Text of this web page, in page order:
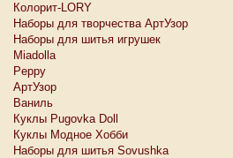
Колорит-LORY
Наборы для творчества АртУзор
Наборы для шитья игрушек
Miadolla
Peppy
АртУзор
Ваниль
Куклы Pugovka Doll
Куклы Модное Хобби
Наборы для шитья Sovushka